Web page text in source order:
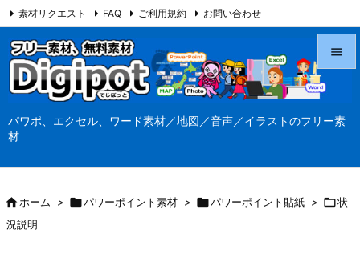
パワポ、エクセル、ワード素材／地図／音声／イラストのフリー素
材




素材リクエスト FAQ ご利用規約 お問い合わせ
当サイト（Digipot.net）について
ホーム > パワーポイント素材 > パワーポイント貼紙 > 状
況説明